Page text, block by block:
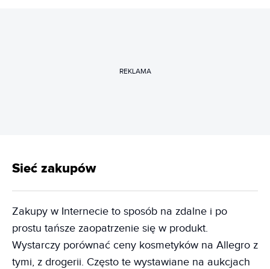
REKLAMA
Sieć zakupów
Zakupy w Internecie to sposób na zdalne i po
prostu tańsze zaopatrzenie się w produkt.
Wystarczy porównać ceny kosmetyków na Allegro z
tymi, z drogerii. Często te wystawiane na aukcjach